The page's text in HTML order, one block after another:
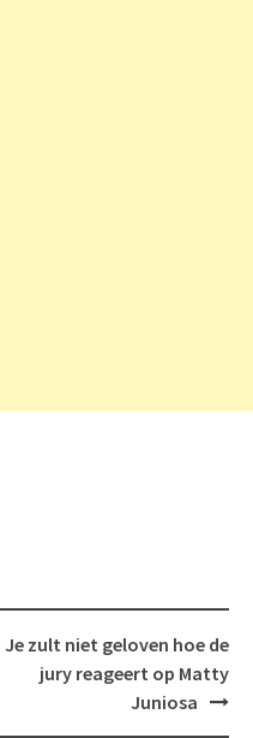
Je zult niet geloven hoe de
jury reageert op Matty
Juniosa